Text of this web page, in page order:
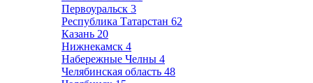
Первоуральск 3
Республика Татарстан 62
Казань 20
Нижнекамск 4
Набережные Челны 4
Челябинская область 48